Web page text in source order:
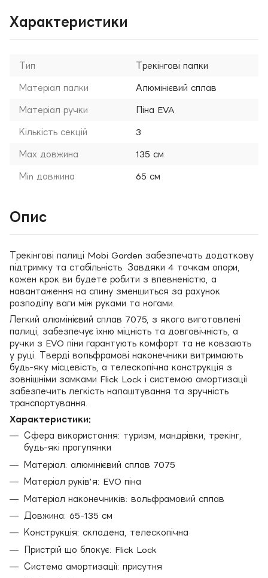
Характеристики
Тип Трекінгові палки
Матеріал палки Алюмінієвий сплав
Матеріал ручки Піна EVA
Кількість секцій 3
Мах довжина 135 см
Мin довжина 65 см
Опис
Трекінгові палиці Mobi Garden забезпечать додаткову
підтримку та стабільність. Завдяки 4 точкам опори,
кожен крок ви будете робити з впевненістю, а
навантаження на спину зменшиться за рахунок
розподілу ваги між руками та ногами.
Легкий алюмінієвий сплав 7075, з якого виготовлені
палиці, забезпечує їхню міцність та довговічність, а
ручки з EVO піни гарантують комфорт та не ковзають
у руці. Тверді вольфрамові наконечники витримають
будь-яку місцевість, а телескопічна конструкція з
зовнішніми замками Flick Lock і системою амортизації
забезпечить легкість налаштування та зручність
транспортування.
Характеристики:
Сфера використання: туризм, мандрівки, трекінг,
будь-які прогулянки
Матеріал: алюмінієвий сплав 7075
Матеріал руків'я: EVO піна
Матеріал наконечників: вольфрамовий сплав
Довжина: 65-135 см
Конструкція: складена, телескопічна
Пристрій що блокує: Flick Lock
Система амортизації: присутня